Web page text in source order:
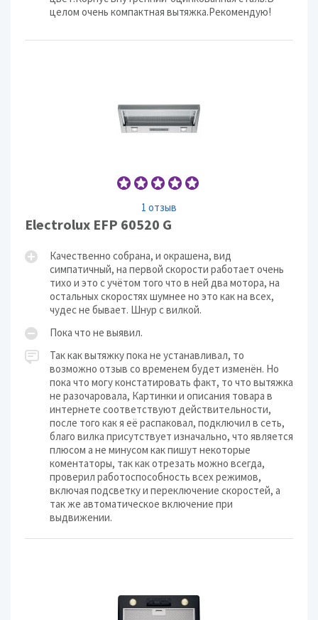
целом очень компактная вытяжка.Рекомендую!
1 отзыв
Electrolux EFP 60520 G
Качественно собрана, и окрашена, вид
симпатичный, на первой скорости работает очень
тихо и это с учётом того что в ней два мотора, на
остальных скоростях шумнее но это как на всех,
чудес не бывает. Шнур с вилкой.
Пока что не выявил.
Так как вытяжку пока не устанавливал, то
возможно отзыв со временем будет изменён. Но
пока что могу констатировать факт, то что вытяжка
не разочаровала, Картинки и описания товара в
интернете соответствуют действительности,
после того как я её распаковал, подключил в сеть,
благо вилка присутствует изначально, что является
плюсом а не минусом как пишут некоторые
коментаторы, так как отрезать можно всегда,
проверил работоспособность всех режимов,
включая подсветку и переключение скоростей, а
так же автоматическое включение при
выдвижении.